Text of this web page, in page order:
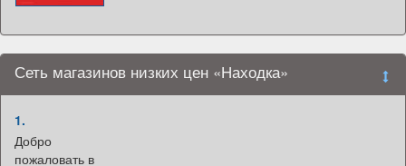
Сеть магазинов низких цен «Находка»
1.
Добро
пожаловать в